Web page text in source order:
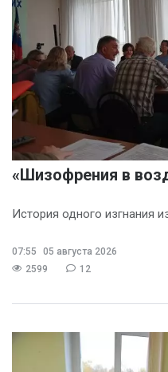
«Шизофрения в
История одного изгнания
07:55
05 августа 2026
2599
12